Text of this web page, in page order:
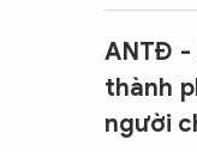
ANTĐ -
thành
người